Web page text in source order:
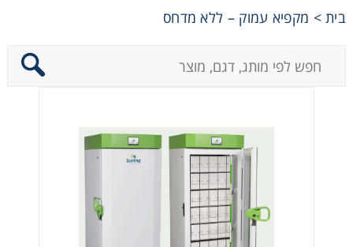
בית> מקפיא עמוק – ללא מדחס
Heating